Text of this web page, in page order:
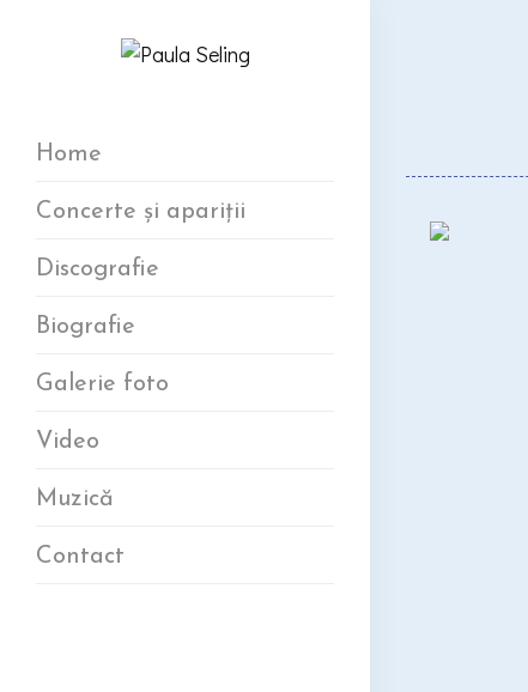
Home
Concerte și apariții
Discografie
Biografie
Galerie foto
Video
Muzică
Contact